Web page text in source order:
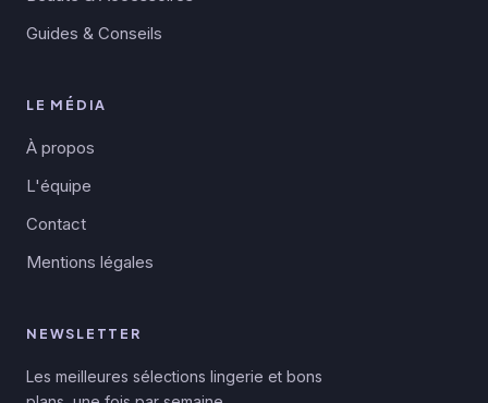
Guides & Conseils
LE MÉDIA
À propos
L'équipe
Contact
Mentions légales
NEWSLETTER
Les meilleures sélections lingerie et bons